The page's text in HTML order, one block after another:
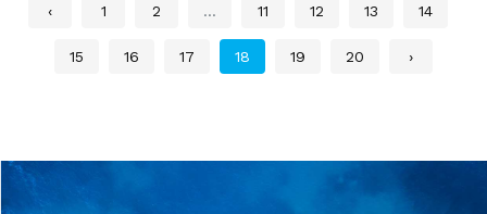
‹ 1 2 ... 11 12 13 14
15 16 17 18 19 20 ›